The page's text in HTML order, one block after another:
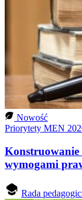
Nowość
Priorytety MEN
Konstruowanie
wymogami
Rada